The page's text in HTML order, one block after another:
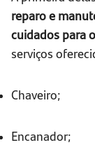
reparo e
cuidados para
serviços
Chaveiro;
Encanador;